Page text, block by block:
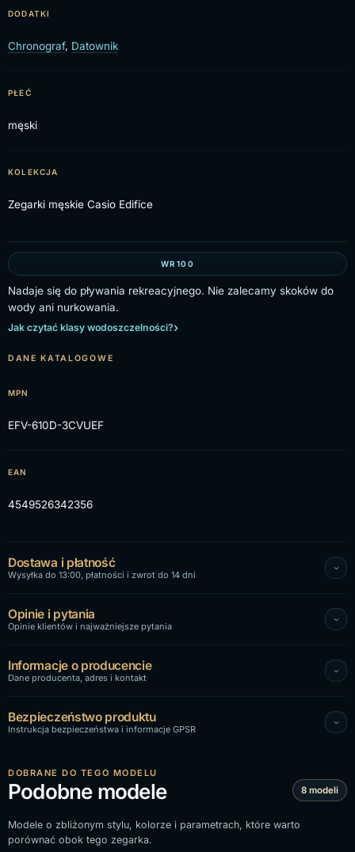
DODATKI
Chronograf, Datownik
PŁEĆ
męski
KOLEKCJA
Zegarki męskie Casio Edifice
WR100
Nadaje się do pływania rekreacyjnego. Nie zalecamy skoków do
wody ani nurkowania.
Jak czytać klasy wodoszczelności?
DANE KATALOGOWE
MPN
EFV-610D-3CVUEF
EAN
4549526342356
Dostawa i płatność
Wysyłka do 13:00, płatności i zwrot do 14 dni
Opinie i pytania
Opinie klientów i najważniejsze pytania
Informacje o producencie
Dane producenta, adres i kontakt
Bezpieczeństwo produktu
Instrukcja bezpieczeństwa i informacje GPSR
DOBRANE DO TEGO MODELU
Podobne modele 8 modeli
Modele o zbliżonym stylu, kolorze i parametrach, które warto
porównać obok tego zegarka.